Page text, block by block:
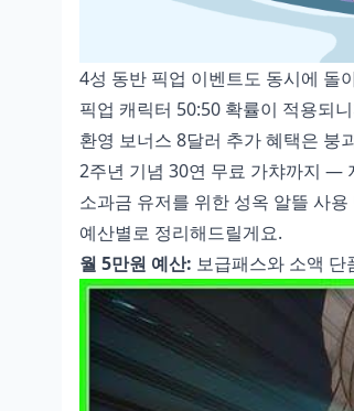
4성 동반 픽업 이벤트도 동시에 돌
픽업 캐릭터 50:50 확률이 적용되
환영 보너스 8달러 추가 혜택은 붕
2주년 기념 30연 무료 가챠까지 —
소과금 유저를 위한 성옥 알뜰 사용
예산별로 정리해드릴게요.
월 5만원 예산: 보급패스와 소액 단